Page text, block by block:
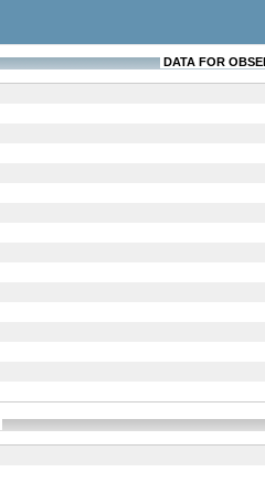
DATA FOR